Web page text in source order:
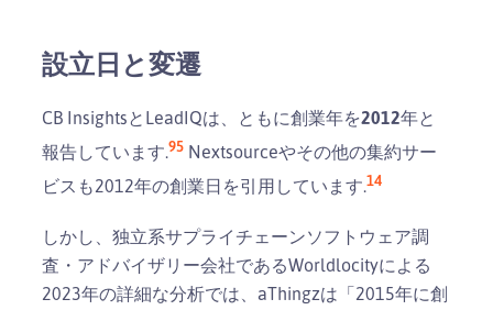
設立日と変遷
CB InsightsとLeadIQは、ともに創業年を2012年と
報告しています.95 Nextsourceやその他の集約サー
ビスも2012年の創業日を引用しています.14
しかし、独立系サプライチェーンソフトウェア調
査・アドバイザリー会社であるWorldlocityによる
2023年の詳細な分析では、aThingzは「2015年に創